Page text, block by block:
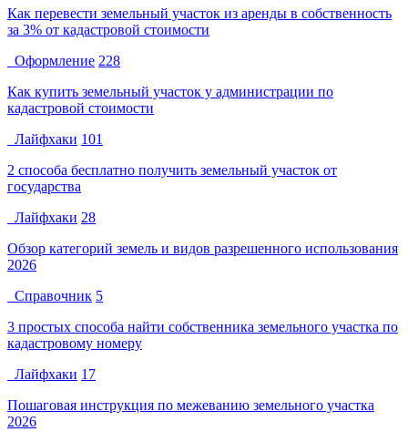
Как перевести земельный участок из аренды в собственность
за 3% от кадастровой стоимости
Оформление 228
Как купить земельный участок у администрации по
кадастровой стоимости
Лайфхаки 101
2 способа бесплатно получить земельный участок от
государства
Лайфхаки 28
Обзор категорий земель и видов разрешенного использования
2026
Справочник 5
3 простых способа найти собственника земельного участка по
кадастровому номеру
Лайфхаки 17
Пошаговая инструкция по межеванию земельного участка
2026